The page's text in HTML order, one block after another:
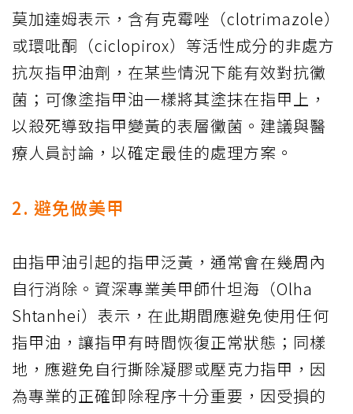
莫加達姆表示，含有克霉唑（clotrimazole）
或環吡酮（ciclopirox）等活性成分的非處方
抗灰指甲油劑，在某些情況下能有效對抗黴
菌；可像塗指甲油一樣將其塗抹在指甲上，
以殺死導致指甲變黃的表層黴菌。建議與醫
療人員討論，以確定最佳的處理方案。
2. 避免做美甲
由指甲油引起的指甲泛黃，通常會在幾周內
自行消除。資深專業美甲師什坦海（Olha
Shtanhei）表示，在此期間應避免使用任何
指甲油，讓指甲有時間恢復正常狀態；同樣
地，應避免自行撕除凝膠或壓克力指甲，因
為專業的正確卸除程序十分重要，因受損的